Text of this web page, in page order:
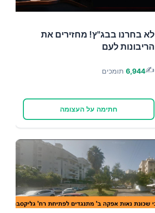
לא בחרנו בבג"ץ! מחזירים את
הריבונות לעם
✍️
6,944 תומכים
חתימה על העצומה